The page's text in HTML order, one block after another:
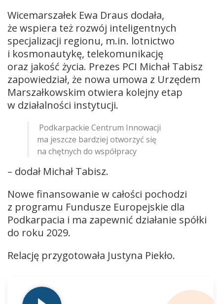
Wicemarszałek Ewa Draus dodała,
że wspiera też rozwój inteligentnych
specjalizacji regionu, m.in. lotnictwo
i kosmonautykę, telekomunikację
oraz jakość życia. Prezes PCI Michał Tabisz
zapowiedział, że nowa umowa z Urzędem
Marszałkowskim otwiera kolejny etap
w działalności instytucji.
Podkarpackie Centrum Innowacji
ma jeszcze bardziej otworzyć się
na chętnych do współpracy
– dodał Michał Tabisz.
Nowe finansowanie w całości pochodzi
z programu Fundusze Europejskie dla
Podkarpacia i ma zapewnić działanie spółki
do roku 2029.
Relację przygotowała Justyna Piekło.
plików